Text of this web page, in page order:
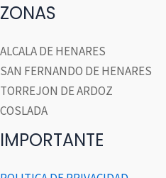
ZONAS
ALCALA DE HENARES
SAN FERNANDO DE HENARES
TORREJON DE ARDOZ
COSLADA
IMPORTANTE